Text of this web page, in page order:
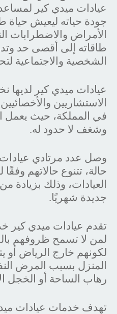
عيادات ميدي كير
جودة حياته ليعيش حياة
الأمراض والاضطرابات
طاقاته إلى أقصى حد
الشخصية والاجتماعية
عيادات ميدي كير لديها
الاستشاريين
في المملكة، حيث يعمل
وشغف لا حدود له.
حالة، تتنوع حالاتهم
جديدة شهريًا.
تقدم عيادات ميدي كير
لمن لا تسمح ظروفهم
لكونهم خارج الرياض أو
المنزل بسبب المرض
رهاب الساحة أو الخجل
تهدف خدمات عيادات